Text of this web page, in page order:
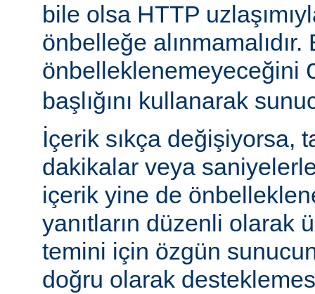
bile olsa HTTP
önbelleğe
önbelleklenemeyeceğini
başlığını kullanarak
İçerik sıkça değişiyorsa,
dakikalar veya
içerik yine de
yanıtların düzenli olarak
temini için özgün
doğru olarak